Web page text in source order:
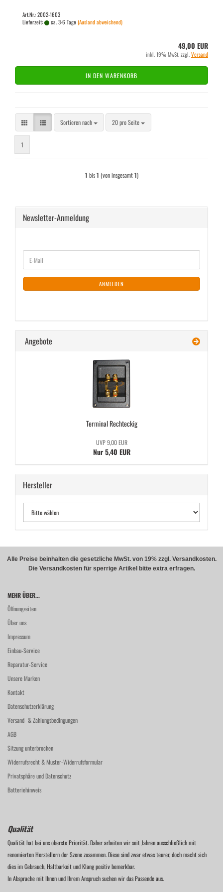
Art.Nr.: 2002-1603
Lieferzeit:
ca. 3-6 Tage(Ausland abweichend)
49,00 EUR
inkl. 19% MwSt. zzgl.Versand
IN DEN WARENKORB
Sortieren nach
Sortieren nach 20 pro Seite
pro Seite
1
1 bis1 (von insgesamt1)
Newsletter-Anmeldung
ZUR
NEWSLETTER-
ANMELDUNG
E-
Mail
ANMELDEN
Angebote
Ter­mi­nal Recht­eckig
UVP 9,00 EUR
Nur 5,40 EUR
Hersteller
Alle Preise beinhalten die gesetzliche MwSt. von 19% zzgl. Versandkosten.
Die Versandkosten für sperrige Artikel bitte extra erfragen.
MEHR ÜBER...
Öffnungzeiten
Über uns
Impressum
Einbau-Service
Reparatur-Service
Unsere Marken
Kontakt
Datenschutzerklärung
Versand- & Zahlungsbedingungen
AGB
Sitzung unterbrochen
Widerrufsrecht & Muster-Widerrufsformular
Privatsphäre und Datenschutz
Batteriehinweis
Qualität
Qualität hat bei uns oberste Priorität. Daher arbeiten wir seit Jahren ausschließlich mit
renomierten Herstellern der Szene zusammen. Diese sind zwar etwas teurer, doch macht sich
dies im Gebrauch, Haltbarkeit und Klang positiv bemerkbar.
In Absprache mit Ihnen und Ihrem Anspruch suchen wir das Passende aus.